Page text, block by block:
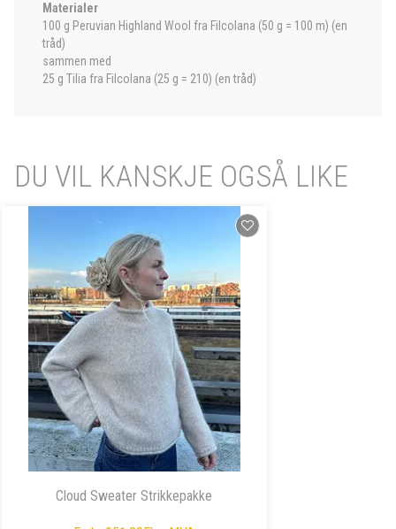
Materialer
100 g Peruvian Highland Wool fra Filcolana (50 g = 100 m) (en
tråd)
sammen med
25 g Tilia fra Filcolana (25 g = 210) (en tråd)
DU VIL KANSKJE OGSÅ LIKE
Cloud Sweater Strikkepakke